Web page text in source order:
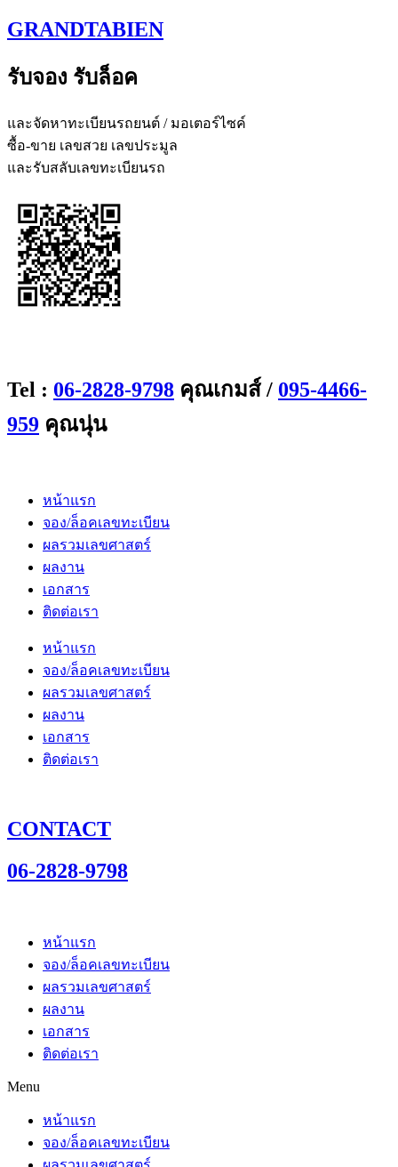
Skip
to
GRANDTABIEN
รับจอง รับล็อค
และจัดหาทะเบียนรถยนต์ / มอเตอร์ไซค์
ซื้อ-ขาย เลขสวย เลขประมูล
และรับสลับเลขทะเบียนรถ
Tel : 06-2828-9798 คุณเกมส์ / 095-4466-
959 คุณนุ่น
หน้าแรก
จอง/ล็อคเลขทะเบียน
ผลรวมเลขศาสตร์
ผลงาน
เอกสาร
ติดต่อเรา
หน้าแรก
จอง/ล็อคเลขทะเบียน
ผลรวมเลขศาสตร์
ผลงาน
เอกสาร
ติดต่อเรา
CONTACT
06-2828-9798
หน้าแรก
จอง/ล็อคเลขทะเบียน
ผลรวมเลขศาสตร์
ผลงาน
เอกสาร
ติดต่อเรา
Menu
หน้าแรก
จอง/ล็อคเลขทะเบียน